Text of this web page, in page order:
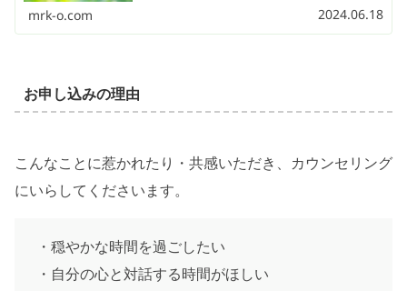
言われるんだろう（怖い）」「否定的なことを言われたら
嫌だなぁ…」終わられた後は、こんなご感想をいただきま
入れてくれてよかった！」カウンセリングを安心して受け
mrk-o.com 2024.06.18
お申し込みの理由
こんなことに惹かれたり・共感いただき、カウンセリング
にいらしてくださいます。
・穏やかな時間を過ごしたい
・自分の心と対話する時間がほしい